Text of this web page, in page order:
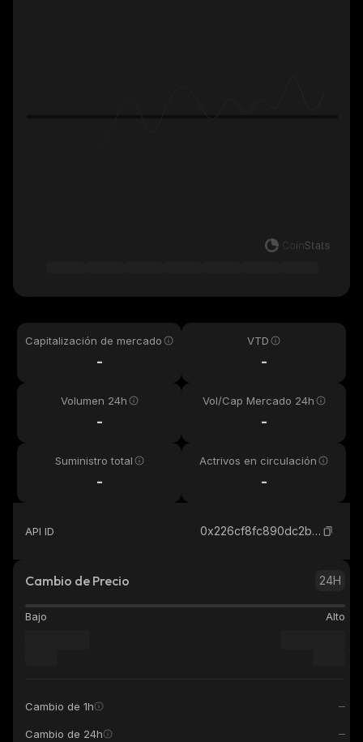
Capitalización de mercado
-
VTD
-
Volumen 24h
-
Vol/Cap Mercado 24h
-
Suministro total
-
Actrivos en circulación
-
API ID 0x226cf8fc890dc2b8e2eda7573985b91915bb07f9_base
Cambio de Precio 24H
Bajo Alto
Cambio de 1h
Cambio de 24h